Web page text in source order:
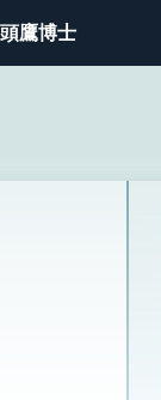
鷹博士